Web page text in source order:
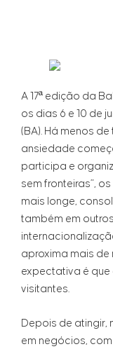
A 17ª edição da
os dias 6 e 10 de
(BA). Há menos
ansiedade
participa e
sem fronteiras”,
mais longe,
também em
aproxima mais de
expectativa é que
visitantes.
Depois de atingir,
em negócios, com